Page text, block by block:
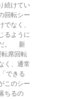
続けてい
回転シー
でなく、
るように
だ。 新
席回転
く、通常
できる
このシー
ちるの